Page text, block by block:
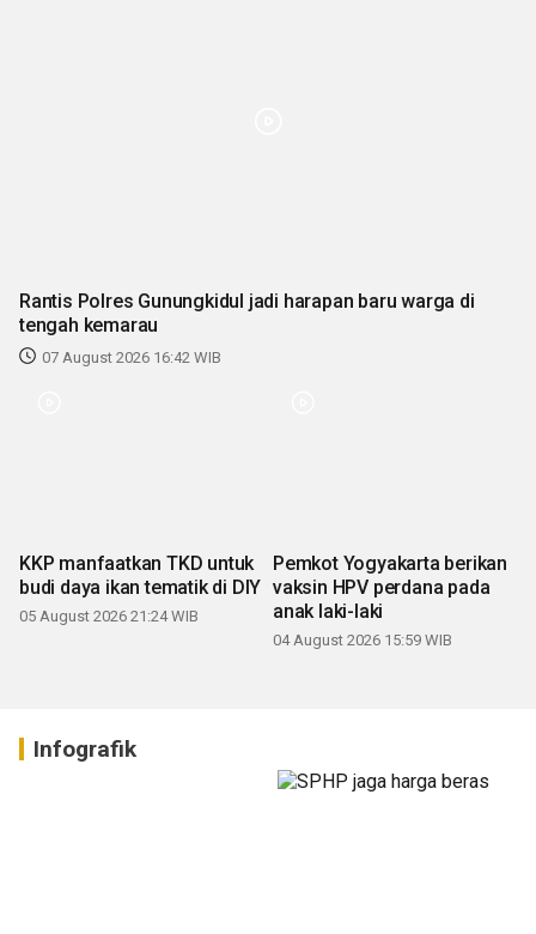
Rantis Polres Gunungkidul jadi harapan baru warga di
tengah kemarau
07 August 2026 16:42 WIB
KKP manfaatkan TKD untuk
budi daya ikan tematik di DIY
05 August 2026 21:24 WIB
Pemkot Yogyakarta berikan
vaksin HPV perdana pada
anak laki-laki
04 August 2026 15:59 WIB
Infografik